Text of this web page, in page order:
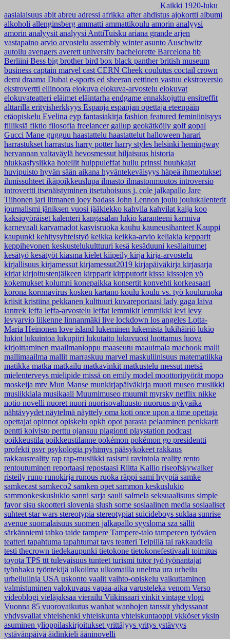
Kaikki 1920-luku
aasialaisuus abit abreu adressi afrikka afterahdistus ajokortti albumi
alkoholi allenginsberg ammatti ammattikoulu amorin analyysi
amorin analyysit analyysi AnttiTuisku ariana grande arjen
vastapaino arvio arvostelu assembly winterasunto Auschwitz
autoilu avengers averett university bachelorette Barcelona bb
Berliini Bess big brotherbird box black pantherbritish museum
business captain marvel cast CERN Cheek coulutus coctail crown
demi draama Dubai e-sports ed sheeran eettinen vastuu ekstroversio
ekstrovertti ellinoora elokuva elokuva-arvostelu elokuvat
elokuvateatteri eläimet eläintarha endgame ennakkojuttu ensitreffit
alttarilla erityisherkkyys Espanja espanjan opettaja eteenpäin
etäopiskelu Evelina eyp fantasiakirja fashion featured feminiinisyys
fiiliksiä fiktio filosofia freelancer gallup geokätköily golf gopal
Gucci Mane gugguu haastattelu haastattelut halloween harari
harrastukset harrastus harry potterharry styles helsinki hemingway
hervannan valtaväylä hevosmessut hiljaisuus historia
hiukkasfysiikka hotellit huippuleffat hullu prinssi huuhkajat
huvipuisto hyvän sään aikana hyväntekeväisyys häpeä ihmeotukset
ihmissuhteet ikäpoikkeuslupa ilmasto ilmastonmuutos introversio
introvertti itsenäistyminen itsetuhoisuus j. cole jalkapallo Jare
Tiihonen jari litmanen joey badass John Lennon joulu joulukalenterit
journalismi jäniksen vuosi jääkiekko kahvila kahvilat kaija koo
kaksipyöräiset kalenteri kangasalan lukio karanteeni karmiva
karnevaali karvamadot kasvisruoka kauhu kauneusihanteet Kauppi
kaupunki kehitysyhteistyö keikka keikka-arvio keliakia kepparit
keppihevonen keskustelukulttuuri kesä kesäduuni kesälaitumet
kesätyö kesätyöt kiasma kielet kiipeily kirja kirja-arvostelu
kirjallisuus kirjamessut kirjamessut2019 kirjapäiväkirja kirjasarja
kirjat kirjoitustenjälkeen kirpparit kirpputorit kissa kissojen yö
kokemukset kolumni konepaikka konsertit konvehti korkeasaari
korona koronavirus kosken kartano koulu koulu vs. työ kouluruoka
kriisit kristiina pekkanen kulttuuri kuvareportaasi lady gaga laiva
lantrek leffa leffa-arvostelu leffat lemmikit lemmikki levi levy
levyarvio liikenne linnanmäki live lockdown los angeles Lotta-
Maria Heinonen love island lukeminen lukemista lukihäiriö lukio
lukiot lukuintoa lukupiiri lukutaito lukuvuosi luottamus luova
kirjoittaminen maailmanloppu maaseutu maauimala macbook malli
mallimaailma mallit marraskuu marvel maskuliinisuus matematiikka
matikka matka matkailu matkavinkit matkustelu messut metsä
mielenterveys mielipide missä on emily model moottoripyörät mopo
moskeija mtv Mun Manse munkirjapäiväkirja muoti museo musiikki
musiikkiala musikaali Muumimuseo muumit myrsky netflix nikke
notio novelli nuoret nuori nuorisovaltuusto nuoruus nykyaika
nähtävyydet näytelmä näyttely oma koti once upon a time opettaja
opettajat opinnot opiskelu opkh opot parasta pelaaminen penkkarit
pentti koivisto perttu ojansuu plagionti playstation podcast
poikkeustila poikkeustilanne pokémon pokémon go presidentti
profekti psvrpsykologia pyhimys pääsykokeet rakkaus
rakkausreality rap rap-musiikki rasismi ravintola reality rento
rentoutuminen reportaasi repostaasi Riitta Kallio riseofskywalker
risteily runo runokirja runous ruoka räppi sami hyypiä samke
samkecast samkeco2 samken opet sammon keskuslukio
sammonkeskuslukio sanni sarja sauli salmela seksuaalisuus simple
favorsisu skootteri slovenia slush some sosiaalinen media sosiaaliset
suhteet star wars stereotypia stereotypiat suicideboys suklaa sunrise
avenue suomalaisuus suomen jalkapallo syysloma sza sällit
särkänniemi tahko taide tampere Tampere-talo tampereen työväen
teatteri tapahtuma tapahtumat tays teatteri Teipillä tai rakkaudella
testi thecrown tiedekaupunki tietokone tietokonefestivaali toimitus
toyota TPS ttt tulevaisuus tunteet turismi tutortyö työnantajat
työnhaku työntekijä ulkoilma ulkomailla unelma ura urheilu
urheilulinja USA uskonto vaalit vaihto-opiskelu vaikuttaminen
valmistuminen valokuvaus vapaa-aika varusteleka venom Verso
videoblogi vieläjaksaa vierailu Viikinsaari vinkit vintage vlogi
Vuonna 85 vuorovaikutus wanhat wanhojen tanssit yhdyssanat
yhdysvallat yhteishenki yhteiskunta yhteiskuntaoppi ykköset yksin
asuminen ylioppilaskirjoitukset yrittäjyys yritys ystävyys
ystävänpäivä äidinkieli ääninovelli